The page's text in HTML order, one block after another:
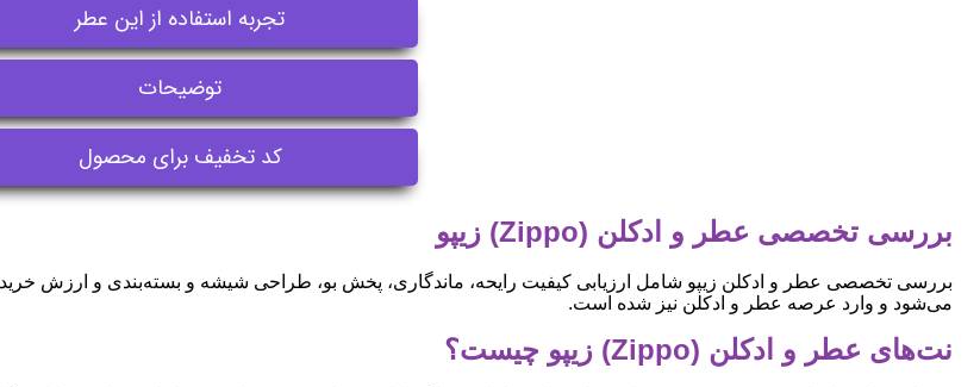
تجربه استفاده از این عطر
توضیحات
کد تخفیف برای محصول
بررسی تخصصی عطر و ادکلن (Zippo) زیپو
بررسی تخصصی عطر و ادکلن زیپو شامل ارزیابی کیفیت رایحه، ماندگاری، پخش بو، طراحی شیشه و بسته‌بندی و ارزش
می‌شود و وارد عرصه عطر و ادکلن نیز شده است.
نت‌های عطر و ادکلن (Zippo) زیپو چیست؟